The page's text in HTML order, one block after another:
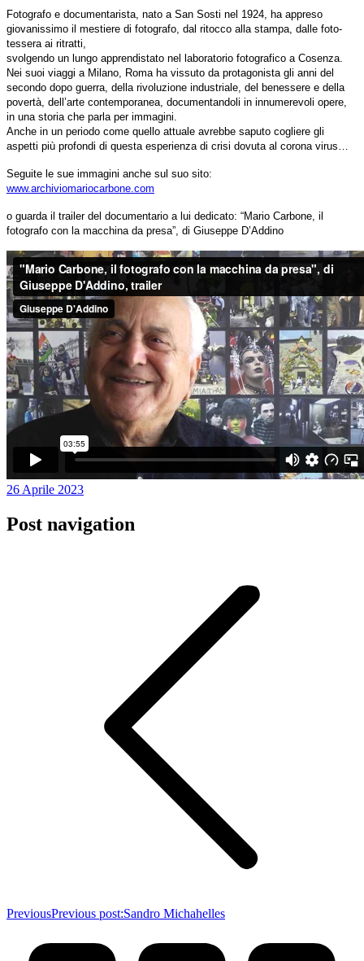
Fotografo e documentarista, nato a San Sosti nel 1924, ha appreso
giovanissimo il mestiere di fotografo, dal ritocco alla stampa, dalle foto-
tessera ai ritratti,
svolgendo un lungo apprendistato nel laboratorio fotografico a Cosenza.
Nei suoi viaggi a Milano, Roma ha vissuto da protagonista gli anni del
secondo dopo guerra, della rivoluzione industriale, del benessere e della
povertà, dell’arte contemporanea, documentandoli in innumerevoli opere,
in una storia che parla per immagini.
Anche in un periodo come quello attuale avrebbe saputo cogliere gli
aspetti più profondi di questa esperienza di crisi dovuta al corona virus…
Seguite le sue immagini anche sul suo sito:
www.archiviomariocarbone.com
o guarda il trailer del documentario a lui dedicato: “Mario Carbone, il
fotografo con la macchina da presa”, di Giuseppe D’Addino
26 Aprile 2023
Post navigation
PreviousPrevious post:Sandro Michahelles